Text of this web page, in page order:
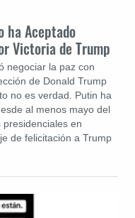
ha Aceptado
Victoria de Trump
negociar la paz con
de Donald Trump
no es verdad. Putin ha
al menos mayo del
en
de felicitación a Trump